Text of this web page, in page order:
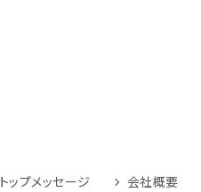
トップメッセージ 会社概要